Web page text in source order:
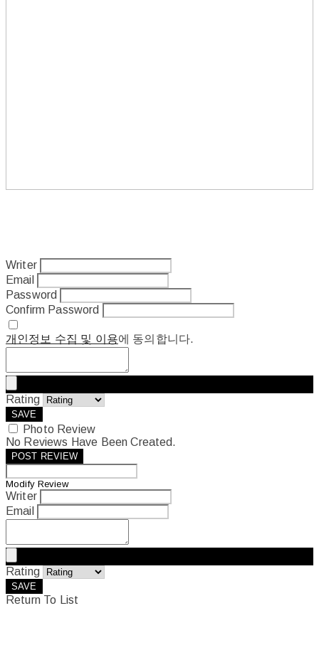
Writer
Email
Password
Confirm Password
개인정보 수집 및 이용에 동의합니다.
Rating
SAVE
Photo Review
No Reviews Have Been Created.
POST REVIEW
Modify Review
Writer
Email
Rating
SAVE
Return To List